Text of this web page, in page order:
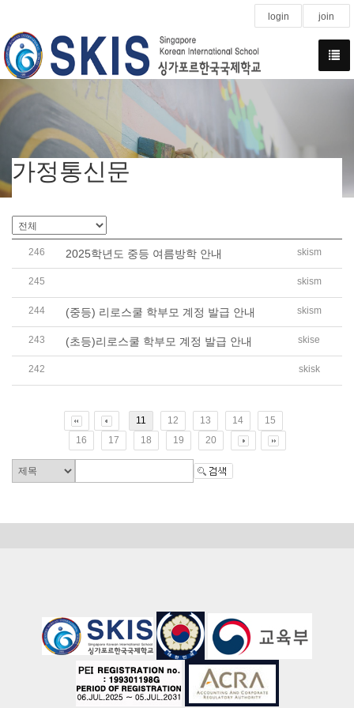
login join
가정통신문
246 2025학년도 중등 여름방학 안내 skism
245 [중등] 2025학년도 고등학교 1학년 2학기 중국어 교과 선
skism
244 (중등) 리로스쿨 학부모 계정 발급 안내 skism
243 (초등)리로스쿨 학부모 계정 발급 안내 skise
242 2025학년도 여름방학 유치원 CCA 운영 및 신청 안내
skisk
11 12 13 14
15
16
17 18 19 20